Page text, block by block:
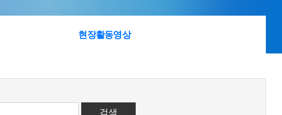
현장활동영상